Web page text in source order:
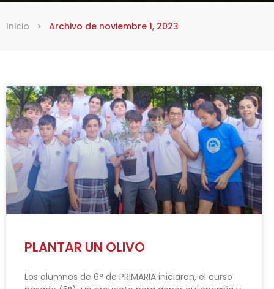
Inicio > Archivo de noviembre 1, 2023
PLANTAR UN OLIVO
Los alumnos de 6° de PRIMARIA iniciaron, el curso